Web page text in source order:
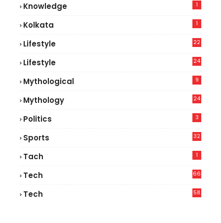
Knowledge 1
Kolkata 1
Lifestyle
22
Lifestyle
24
Mythological 9
Mythology 24
Politics 3
Sports 32
Tach 1
Tech
66
Tech
58